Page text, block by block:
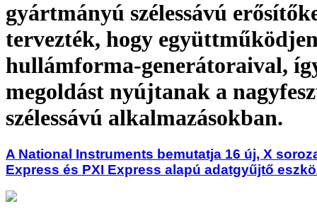
gyártmányú szélessávú
tervezték, hogy
hullámforma-generátoraival,
megoldást nyújtanak a
szélessávú alkalmazásokban.
A National Instruments bemutatja 16 új, X
Express és PXI Express alapú adatgyűjtő